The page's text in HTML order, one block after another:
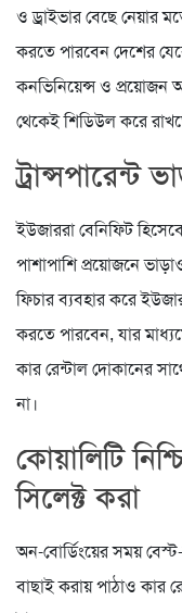
ও ড্রাইভার বেছে নেয়ার
করতে পারবেন দেশের
কনভিনিয়েন্স ও প্রয়োজন
থেকেই শিডিউল করে
ট্রান্সপারেন্ট
ইউজাররা বেনিফিট
পাশাপাশি প্রয়োজনে
ফিচার ব্যবহার করে
করতে পারবেন, যার
কার রেন্টাল দোকানের
না।
কোয়ালিটি
সিলেক্ট করা
অন-বোর্ডিংয়ের সময়
বাছাই করায় পাঠাও কার